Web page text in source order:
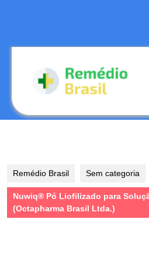
Remédio Brasil Sem categoria
Nuwiq® Pó Liofilizado para
(Octapharma Brasil Ltda.)